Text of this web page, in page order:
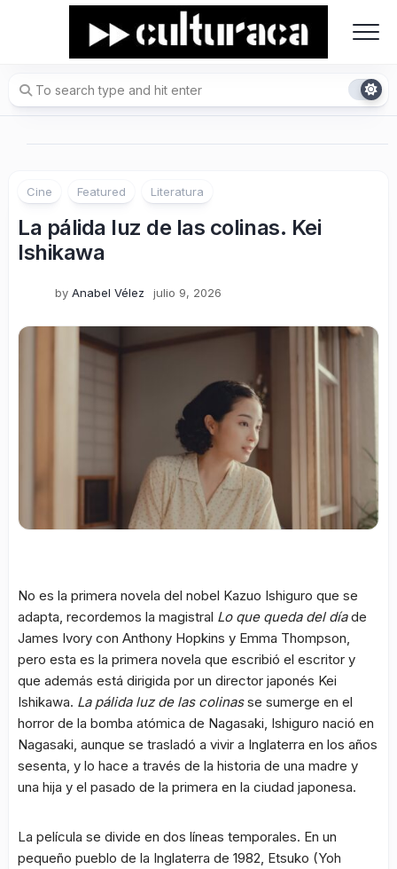
Cine Featured Literatura
La pálida luz de las colinas. Kei
Ishikawa
by Anabel Vélez julio 9, 2026
No es la primera novela del nobel Kazuo Ishiguro que se
adapta, recordemos la magistral Lo que queda del díade
James Ivory con Anthony Hopkins y Emma Thompson,
pero esta es la primera novela que escribió el escritor y
que además está dirigida por un director japonés Kei
Ishikawa. La pálida luz de las colinasse sumerge en el
horror de la bomba atómica de Nagasaki, Ishiguro nació en
Nagasaki, aunque se trasladó a vivir a Inglaterra en los años
sesenta, y lo hace a través de la historia de una madre y
una hija y el pasado de la primera en la ciudad japonesa.
La película se divide en dos líneas temporales. En un
pequeño pueblo de la Inglaterra de 1982, Etsuko (Yoh